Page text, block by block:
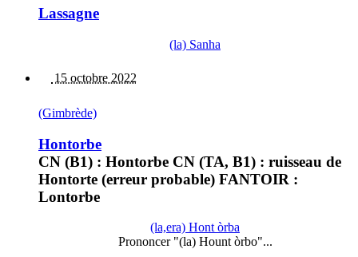
Lassagne
(la) Sanha
15 octobre 2022
(Gimbrède)
Hontorbe
CN (B1) : Hontorbe CN (TA, B1) : ruisseau de
Hontorte (erreur probable) FANTOIR :
Lontorbe
(la,era) Hont òrba
Prononcer "(la) Hount òrbo"...